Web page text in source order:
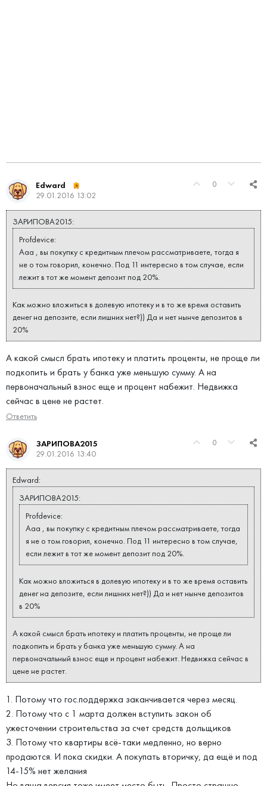
0
Edward
29.01.2016 13:02
ЗАРИПОВА2015:
Profdevice:
Ааа , вы покупку с кредитным плечом рассматриваете, тогда я
не о том говорил, конечно. Под 11 интересно в том случае, если
лежит в тот же момент депозит под 20%.
Как можно вложиться в долевую ипотеку и в то же время оставить
денег на депозите, если лишних нет?)) Да и нет нынче депозитов в
20%
А какой смысл брать ипотеку и платить проценты, не проще ли
подкопить и брать у банка уже меньшую сумму. А на
первоначальный взнос еще и процент набежит. Недвижка
сейчас в цене не растет.
Ответить
0
ЗАРИПОВА2015
29.01.2016 13:40
Edward:
ЗАРИПОВА2015:
Profdevice:
Ааа , вы покупку с кредитным плечом рассматриваете, тогда
я не о том говорил, конечно. Под 11 интересно в том случае,
если лежит в тот же момент депозит под 20%.
Как можно вложиться в долевую ипотеку и в то же время оставить
денег на депозите, если лишних нет?)) Да и нет нынче депозитов
в 20%
А какой смысл брать ипотеку и платить проценты, не проще ли
подкопить и брать у банка уже меньшую сумму. А на
первоначальный взнос еще и процент набежит. Недвижка сейчас в
цене не растет.
1. Потому что гос.поддержка заканчивается через месяц.
2. Потому что с 1 марта должен вступить закон об
ужесточении строительства за счет средств дольщиков
3. Потому что квартиры всё-таки медленно, но верно
продаются. И пока скидки. А покупать вторичку, да ещё и под
14-15% нет желания